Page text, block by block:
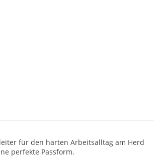
für den harten Arbeitsalltag am Herd
perfekte Passform.